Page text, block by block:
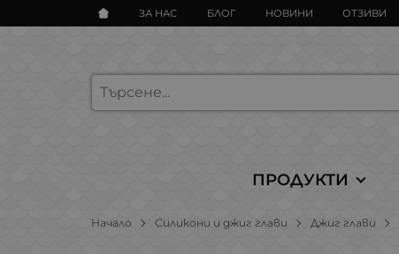
ЗА НАС БЛОГ НОВИНИ ОТЗИВИ
ПРОДУКТИ
Начало Силикони и джиг глави Джиг глави